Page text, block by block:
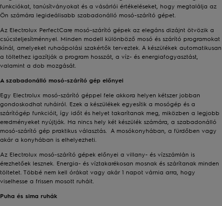
funkciókat, tanúsítványokat és a vásárlói értékeléseket, hogy megtalálja az
Ön számára legideálisabb szabadonálló mosó-szárító gépet.
Az Electrolux PerfectCare mosó-szárító gépek az elegáns dizájnt ötvözik a
csúcsteljesítménnyel. Minden modell különböző mosó és szárító programokat
kínál, amelyeket ruhaápolási szakértők terveztek. A készülékek automatikusan
a töltethez igazítják a program hosszát, a víz- és energiafogyasztást,
valamint a dob mozgását.
A szabadonálló mosó-szárító gép előnyei
Egy Electrolux mosó-szárító géppel fele akkora helyen kétszer jobban
gondoskodhat ruháiról. Ezek a készülékek egyesítik a mosógép és a
szárítógép funkcióit, így időt és helyet takarítanak meg, miközben a legjobb
eredményeket nyújtják. Ha nincs hely két készülék számára, a szabadonálló
mosó-szárító gép praktikus választás. A mosókonyhában, a fürdőben vagy
akár a konyhában is elhelyezheti.
Az Electrolux mosó-szárító gépek előnyei a villany- és vízszámlán is
érezhetőek lesznek. Energia- és víztakarékosan mosnak és szárítanak minden
töltetet. Többé nem kell órákat vagy akár 1 napot várnia arra, hogy
viselhesse a frissen mosott ruháit.
Puha és sima ruhák